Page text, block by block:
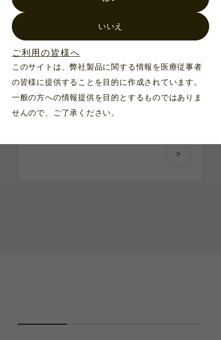
いいえ
ご利用の皆様へ
このサイトは、弊社製品に関する情報を医療従事者
の皆様に提供することを目的に作成されています。
一般の方への情報提供を目的とするものではありま
せんので、ご了承ください。
製品番号：M-2702A
スタンダード器具用滅菌トレー 2本用/
大スロット 190×64×19mm
対応滅菌：オートクレーブ滅菌・EOG滅菌